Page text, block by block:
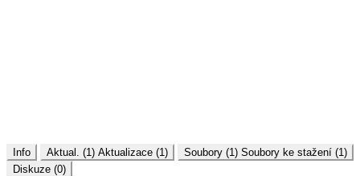
Info Aktual. (1) Aktualizace (1) Soubory (1) Soubory ke stažení (1)
Diskuze (0)